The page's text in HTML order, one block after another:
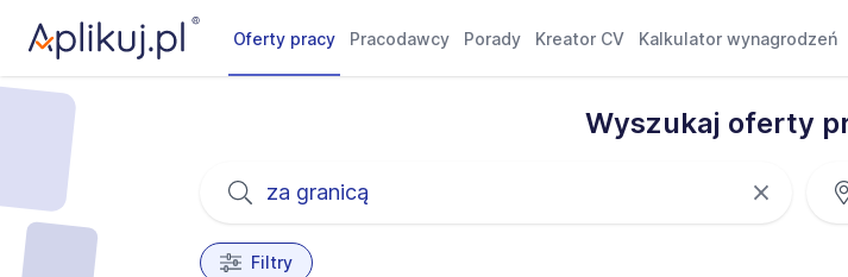
Oferty pracy Pracodawcy Porady Kreator CV Kalkulator wynagrodzeń
Wyszukaj oferty
Filtry